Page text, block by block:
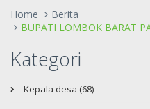
Home
Berita
BUPATI LOMBOK BARAT
Kategori
Kepala desa (68)